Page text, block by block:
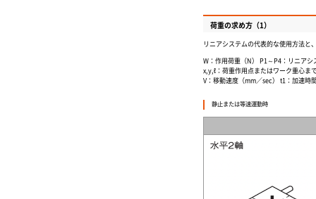
荷重の求め方（1）
リニアシステムの代表的な使用方法と
W：作用荷重（N） P1～P4：リニア
x,y,ℓ ：荷重作用点またはワーク重心
V：移動速度（mm／sec） t1：加速時
静止または等速運動時